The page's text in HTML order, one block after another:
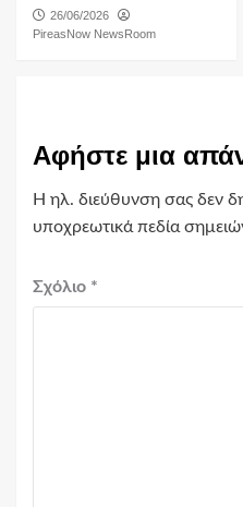
26/06/2026
PireasNow NewsRoom
Αφήστε μια
Η ηλ. διεύθυνση σας δεν
υποχρεωτικά πεδία
Σχόλιο *